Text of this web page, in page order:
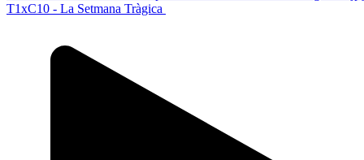
T1xC10 - La Setmana Tràgica